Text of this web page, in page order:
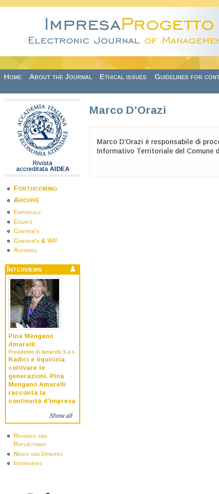
Home About the Journal Ethical issues Guidelines for
Rivista
accreditata AIDEA
Forthcoming
Archive
Editorials
Essays
Contrib's
Contrib's & WP
Authors
Interviews
Pina Mengano
Amarelli
Presidente di Amarelli S.a.s.
Radici e liquirizia:
coltivare le
generazioni. Pina
Mengano Amarelli
racconta la
continuità d’impresa
Show all
Reviews and
Reflections
News and Updates
Interviews
Marco D’Orazi
Marco D’Orazi è responsabile di
Informativo Territoriale del Comune